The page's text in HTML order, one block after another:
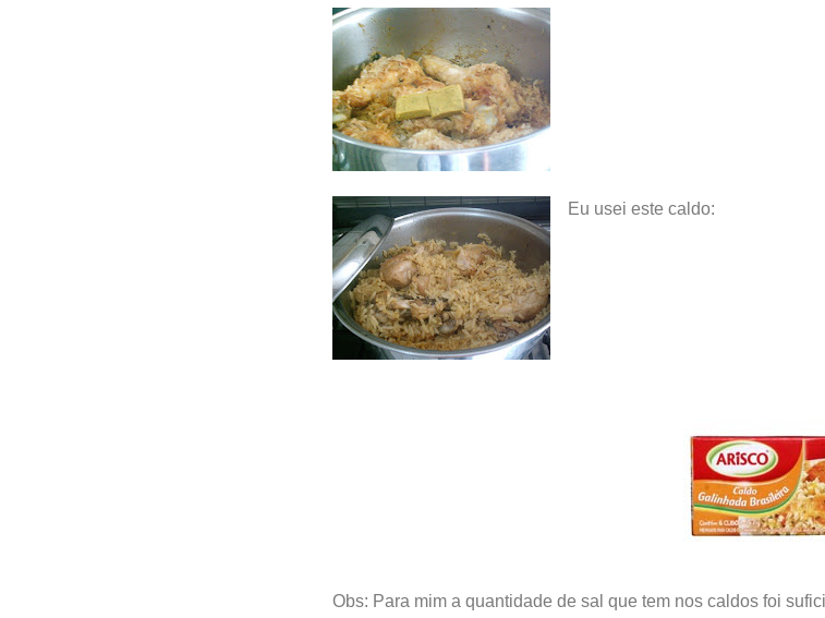
Eu usei este caldo:
Obs: Para mim a quantidade de sal que tem nos caldos foi